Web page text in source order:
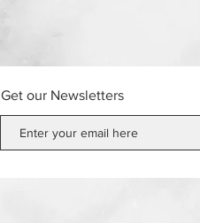
Get our Newsletters